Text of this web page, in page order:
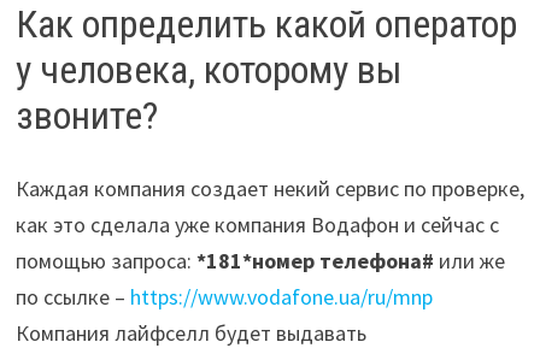
Как определить какой оператор
у человека, которому вы
звоните?
Каждая компания создает некий сервис по проверке,
как это сделала уже компания Водафон и сейчас с
помощью запроса: *181*номер телефона# или же
по ссылке – https://www.vodafone.ua/ru/mnp
Компания лайфселл будет выдавать